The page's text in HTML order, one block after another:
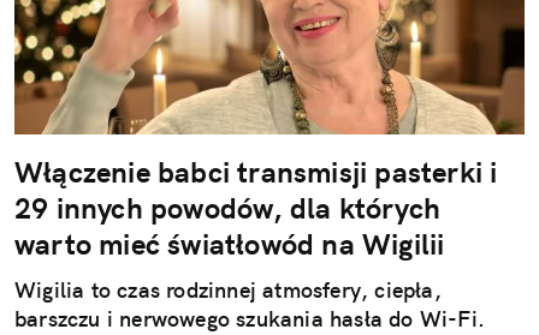
Włączenie babci transmisji pasterki i
29 innych powodów, dla których
warto mieć światłowód na Wigilii
Wigilia to czas rodzinnej atmosfery, ciepła,
barszczu i nerwowego szukania hasła do Wi-Fi.